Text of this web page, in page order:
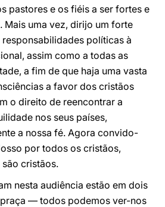
pastores e os fiéis a ser fortes e
Mais uma vez, dirijo um forte
políticas à
assim como a todas as
a fim de que haja uma vasta
a favor dos cristãos
o direito de reencontrar a
nos seus países,
a nossa fé. Agora convido-
por todos os cristãos,
cristãos.
nesta audiência estão em dois
praça — todos podemos ver-nos